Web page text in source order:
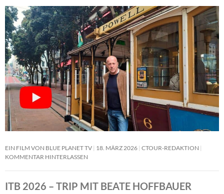
EIN FILM VON BLUE PLANET TV 18. MÄRZ 2026 CTOUR-REDAKTION
KOMMENTAR HINTERLASSEN
ITB 2026 – TRIP MIT BEATE HOFFBAUER